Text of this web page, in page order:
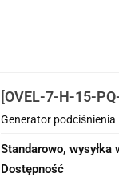
[OVEL-7-H-15-
Generator
Generator podciśnienia
Standarowo, wysyłka
Dostępność